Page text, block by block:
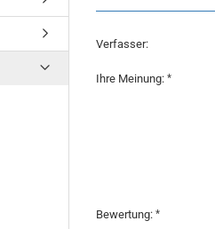
Verfasser:
Ihre Meinung:
Bewertung: